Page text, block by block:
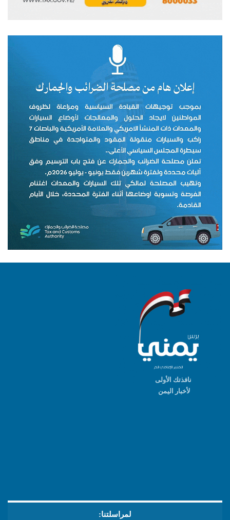
نافذتك الأولى
لأخبار اليمن
لمراسلتنا: